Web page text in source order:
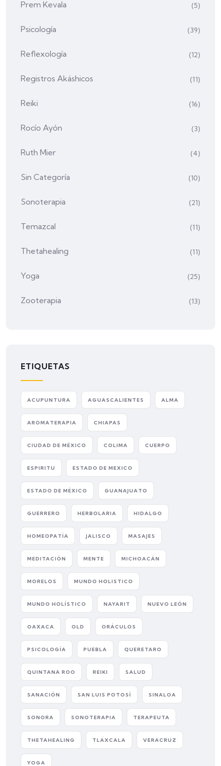
Prem Kevala (5)
Psicología (39)
Reflexología (12)
Registros Akáshicos (11)
Reiki (16)
Rocío Ayón (3)
Ruth Mier (4)
Sin Categoría (10)
Sonoterapia (21)
Temazcal (11)
Thetahealing (11)
Yoga (25)
Zooterapia (13)
ETIQUETAS
ACUPUNTURA AGUASCALIENTES ALMA
AROMATERAPIA CHIAPAS
CIUDAD DE MÉXICO COLIMA CUERPO
ESPIRITU ESTADO DE MEXICO
ESTADO DE MÉXICO GUANAJUATO
GUERRERO HERBOLARIA HIDALGO
HOMEOPATÍA JALISCO MASAJES
MEDITACIÓN MENTE MICHOACÁN
MORELOS MUNDO HOLISTICO
MUNDO HOLÍSTICO NAYARIT NUEVO LEÓN
OAXACA OLD ORÁCULOS
PSICOLOGÍA PUEBLA QUERETARO
QUINTANA ROO REIKI SALUD
SANACIÓN SAN LUIS POTOSÍ SINALOA
SONORA SONOTERAPIA TERAPEUTA
THETAHEALING TLAXCALA VERACRUZ
YOGA